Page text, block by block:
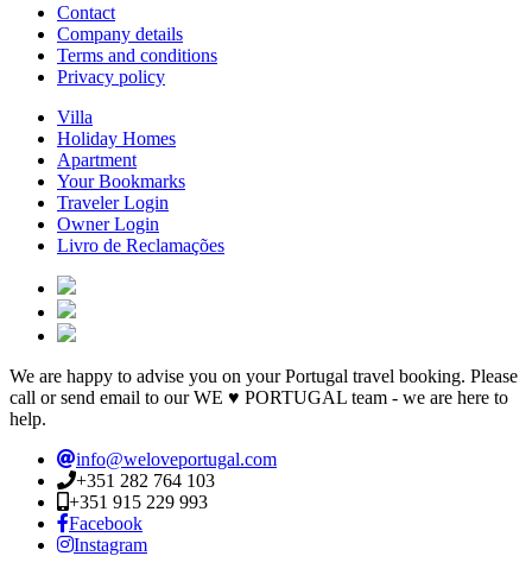
Contact
Company details
Terms and conditions
Privacy policy
Villa
Holiday Homes
Apartment
Your Bookmarks
Traveler Login
Owner Login
Livro de Reclamações
We are happy to advise you on your Portugal travel booking. Please
call or send email to our WE ♥ PORTUGAL team - we are here to
help.
info@weloveportugal.com
+351 282 764 103
+351 915 229 993
Facebook
Instagram